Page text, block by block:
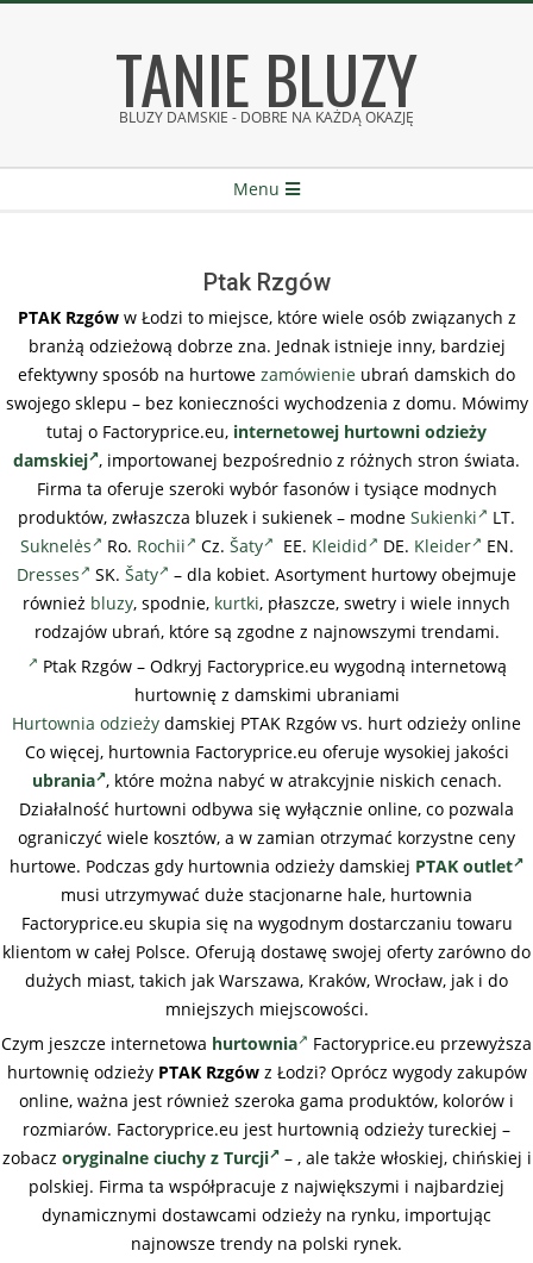
TANIE BLUZY
BLUZY DAMSKIE - DOBRE NA KAŻDĄ OKAZJĘ
Menu
Ptak Rzgów
PTAK Rzgóww Łodzi to miejsce, które wiele osób związanych z
branżą odzieżową dobrze zna. Jednak istnieje inny, bardziej
efektywny sposób na hurtowe zamówienie ubrań damskich do
swojego sklepu – bez konieczności wychodzenia z domu. Mówimy
tutaj o Factoryprice.eu, internetowej hurtowni odzieży
damskiej , importowanej bezpośrednio z różnych stron świata.
Firma ta oferuje szeroki wybór fasonów i tysiące modnych
produktów, zwłaszcza bluzek i sukienek – modne Sukienki
LT.
Suknelės
Ro. Rochii Cz. Šaty EE. Kleidid DE. Kleider
EN.
Dresses
SK. Šaty
– dla kobiet. Asortyment hurtowy obejmuje
również bluzy, spodnie, kurtki, płaszcze, swetry i wiele innych
rodzajów ubrań, które są zgodne z najnowszymi trendami.
Ptak Rzgów – Odkryj Factoryprice.eu wygodną internetową
hurtownię z damskimi ubraniami
Hurtownia odzieży damskiej PTAK Rzgów vs. hurt odzieży online
Co więcej, hurtownia Factoryprice.eu oferuje wysokiej jakości
ubrania , które można nabyć w atrakcyjnie niskich cenach.
Działalność hurtowni odbywa się wyłącznie online, co pozwala
ograniczyć wiele kosztów, a w zamian otrzymać korzystne ceny
hurtowe. Podczas gdy hurtownia odzieży damskiej PTAK outlet
musi utrzymywać duże stacjonarne hale, hurtownia
Factoryprice.eu skupia się na wygodnym dostarczaniu towaru
klientom w całej Polsce. Oferują dostawę swojej oferty zarówno do
dużych miast, takich jak Warszawa, Kraków, Wrocław, jak i do
mniejszych miejscowości.
Czym jeszcze internetowa hurtownia
Factoryprice.eu przewyższa
hurtownię odzieży PTAK Rzgówz Łodzi? Oprócz wygody zakupów
online, ważna jest również szeroka gama produktów, kolorów i
rozmiarów. Factoryprice.eu jest hurtownią odzieży tureckiej –
zobacz oryginalne ciuchy z Turcji – , ale także włoskiej, chińskiej i
polskiej. Firma ta współpracuje z największymi i najbardziej
dynamicznymi dostawcami odzieży na rynku, importując
najnowsze trendy na polski rynek.